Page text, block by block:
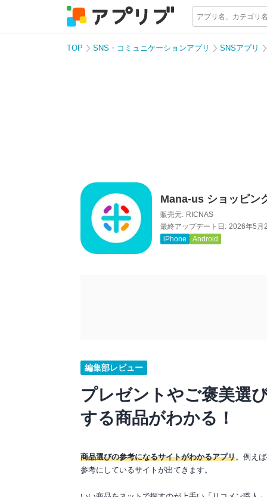
TOP SNS・コミュニケーションアプリ SNSアプリ
Mana-us ショッピン
販売元: RICNAS
最終アップデート日: 2026年5月
iPhone
Android
編集部レビュー
プレゼントやご褒美選
する商品がわかる！
商品選びの参考になるサイトがわかるアプリ。例え
参考にしているサイトが出てきます。